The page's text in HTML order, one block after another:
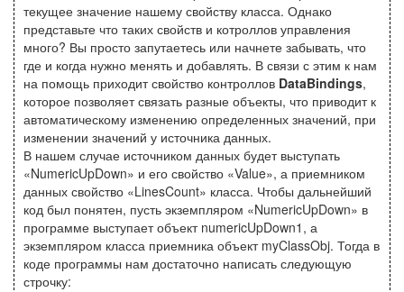
текущее значение нашему свойству класса. Однако
представьте что таких свойств и котроллов управления
много? Вы просто запутаетесь или начнете забывать, что
где и когда нужно менять и добавлять. В связи с этим к нам
на помощь приходит свойство контроллов DataBindings,
которое позволяет связать разные объекты, что приводит к
автоматическому изменению определенных значений, при
изменении значений у источника данных.
В нашем случае источником данных будет выступать
«NumericUpDown» и его свойство «Value», а приемником
данных свойство «LinesCount» класса. Чтобы дальнейший
код был понятен, пусть экземпляром «NumericUpDown» в
программе выступает объект numericUpDown1, а
экземпляром класса приемника объект myClassObj. Тогда в
коде программы нам достаточно написать следующую
строчку: